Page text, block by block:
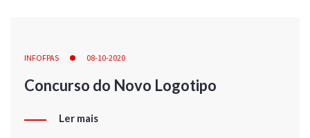
INFOFPAS 08-10-2020
Concurso do Novo Logotipo
Ler mais